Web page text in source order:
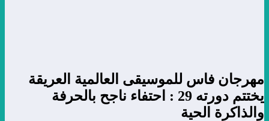
مهرجان فاس للموسيقى العالمية العريقة
يختتم دورته 29 : احتفاء ناجح بالحرفة
والذاكرة الحية